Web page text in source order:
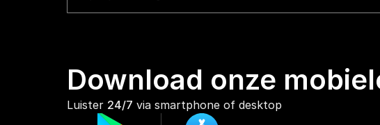
Download onze
Luister 24/7 via smartphone of desktop